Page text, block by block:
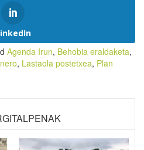
Agenda Irun, Behobia eraldaketa,
, Lastaola postetxea, Plan